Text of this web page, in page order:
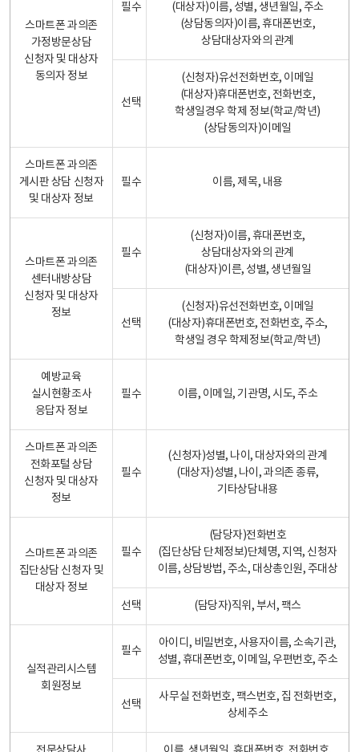
스마트폰 과의존
가정방문상담
신청자 및 대상자
동의자 정보
필수
(대상자)이름, 성별, 생년월일, 주소
(상담동의자)이름, 휴대폰번호,
상담대상자와의 관계
선택
(신청자)유선전화번호, 이메일
(대상자)휴대폰번호, 전화번호,
학생일경우 학제 정보(학교/학년)
(상담동의자)이메일
스마트폰 과의존
게시판 상담 신청자
및 대상자 정보
필수 이름, 제목, 내용
스마트폰 과의존
센터내방상담
신청자 및 대상자
정보
필수
(신청자)이름, 휴대폰번호,
상담대상자와의 관계
(대상자)이른, 성별, 생년월일
선택
(신청자)유선전화번호, 이메일
(대상자)휴대폰번호, 전화번호, 주소,
학생일 경우 학제정보(학교/학년)
예방교육
실시현황조사
응답자 정보
필수 이름, 이메일, 기관명, 시도, 주소
스마트폰 과의존
전화포털 상담
신청자 및 대상자
정보
필수
(신청자)성별, 나이, 대상자와의 관계
(대상자)성별, 나이, 과의존 종류,
기타상담내용
스마트폰 과의존
집단상담 신청자 및
대상자 정보
필수
(담당자)전화번호
(집단상담 단체정보)단체명, 지역, 신청자
이름, 상담방법, 주소, 대상총인원, 주대상
선택 (담당자)직위, 부서, 팩스
실적관리시스템
회원정보
필수
아이디, 비밀번호, 사용자이름, 소속기관,
성별, 휴대폰번호, 이메일, 우편번호, 주소
선택
사무실 전화번호, 팩스번호, 집 전화번호,
상세주소